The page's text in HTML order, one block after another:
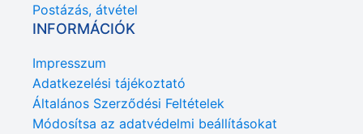
Postázás, átvétel
INFORMÁCIÓK
Impresszum
Adatkezelési tájékoztató
Általános Szerződési Feltételek
Módosítsa az adatvédelmi beállításokat